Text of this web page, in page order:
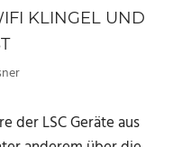
KLINGEL UND
der LSC Geräte aus